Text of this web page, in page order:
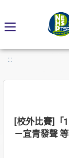
:::
[校外比賽]「
－宜青發聲 等